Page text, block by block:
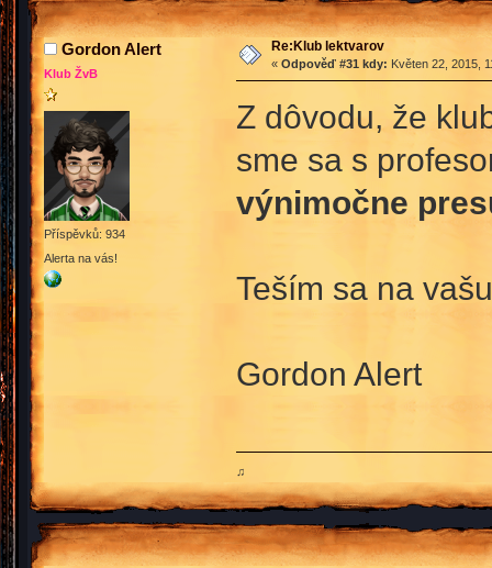
Gordon Alert
Klub ŽvB
Příspěvků: 934
Alerta na vás!
Re:Klub lektvarov
« Odpověď #31 kdy: Květen 22, 2015,
Z dôvodu, že
sme sa s
výnimočne
Teším sa na
Gordon Alert
♫